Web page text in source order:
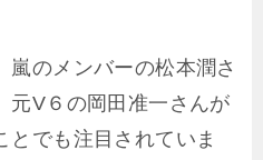
嵐のメンバーの松本潤さ
元V６の岡田准一さんが
とでも注目されていま